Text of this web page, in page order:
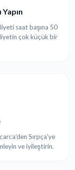
saat başına 50
çok küçük bir
Sırpça'ye
ve iyileştirin.